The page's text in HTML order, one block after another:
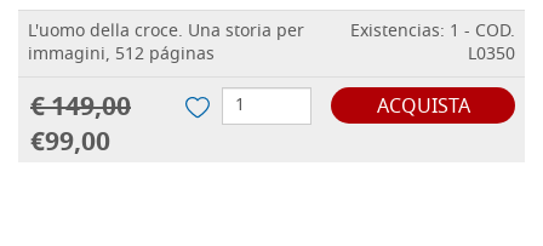
L'uomo della croce. Una storia per
immagini, 512 páginas
Existencias: 1 - COD.
L0350
€ 149,00
€99,00
ACQUISTA